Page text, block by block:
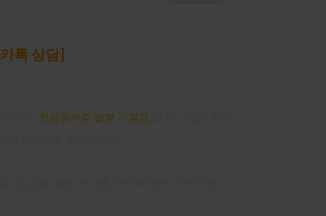
카톡 상담]
현금영수증 발행 가맹점